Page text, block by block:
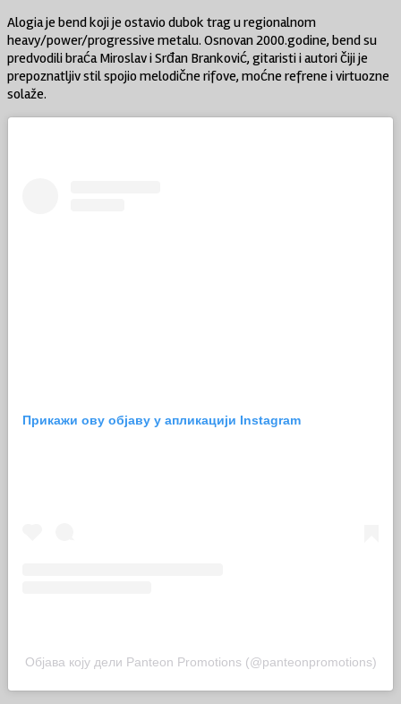
Alogia je bend koji je ostavio dubok trag u regionalnom
heavy/power/progressive metalu. Osnovan 2000.godine, bend su
predvodili braća Miroslav i Srđan Branković, gitaristi i autori čiji je
prepoznatljiv stil spojio melodične rifove, moćne refrene i virtuozne
solaže.
Прикажи ову објаву у апликацији Instagram
Објава коју дели Panteon Promotions (@panteonpromotions)